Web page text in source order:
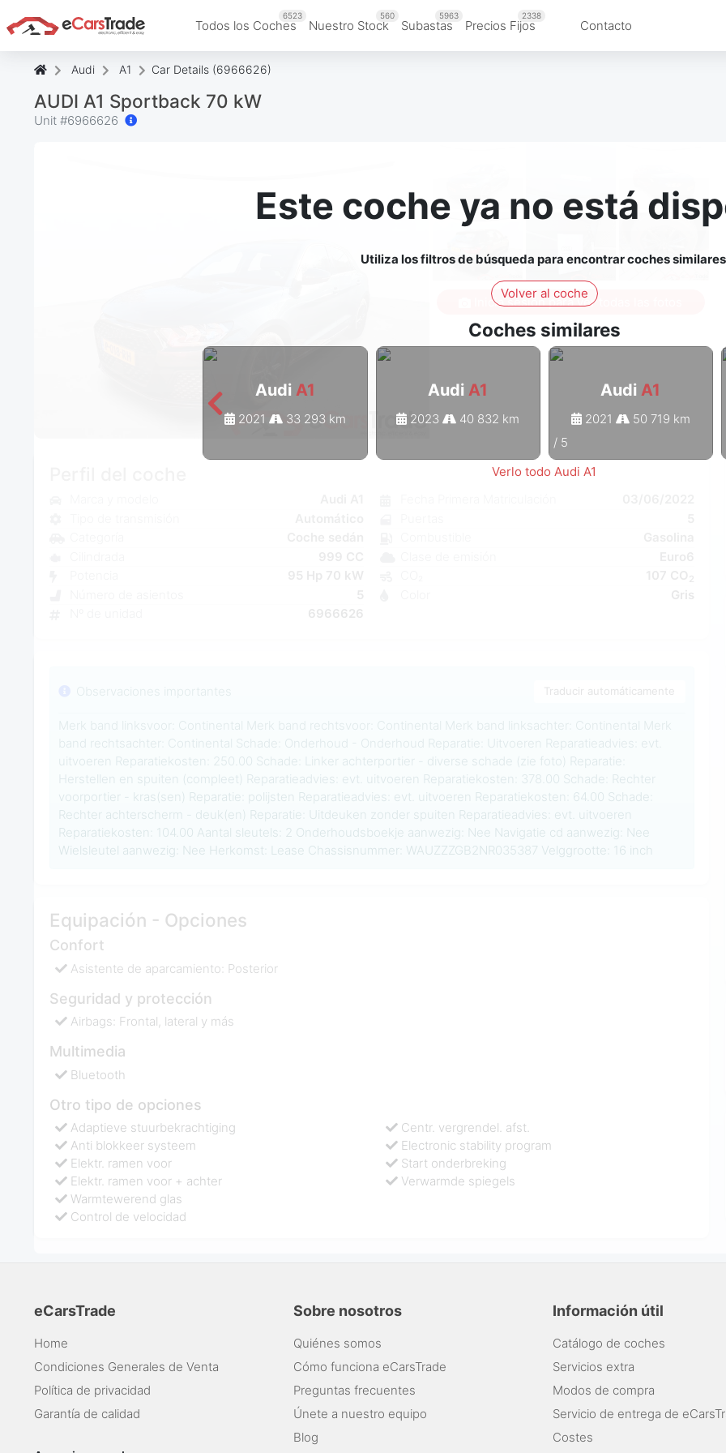
Todos los Coches
6523
Nuestro Stock
560
Subastas
5963
Precios Fijos
2338
Contacto
Audi A1 Car Details (6966626)
AUDI A1 Sportback 70 kW
Unit #6966626
Este coche ya no está
Utiliza los filtros de búsqueda para encontrar coches
Volver al coche
Coches similares
Audi A1
2021 33 293 km
AudiA1
2023 40 832 km
AudiA1
2021 50 719 km
/ 5
Verlo todo Audi A1
Inicia sesión para ver todas las fotos
6966626
Observaciones importantes Traducir automáticamente
Merk band linksvoor: Continental Merk band rechtsvoor: Continental Merk band linksachter: Continental Merk
band rechtsachter: Continental Schade: Onderhoud - Onderhoud Reparatie: Uitvoeren Reparatieadvies: evt.
uitvoeren Reparatiekosten: 250.00 Schade: Linker achterportier - diverse schade (zie foto) Reparatie:
Herstellen en spuiten (compleet) Reparatieadvies: evt. uitvoeren Reparatiekosten: 378.00 Schade: Rechter
voorportier - kras(sen) Reparatie: polijsten Reparatieadvies: evt. uitvoeren Reparatiekosten: 64.00 Schade:
Rechter achterscherm - deuk(en) Reparatie: Uitdeuken zonder spuiten Reparatieadvies: evt. uitvoeren
Reparatiekosten: 104.00 Aantal sleutels: 2 Onderhoudsboekje aanwezig: Nee Navigatie cd aanwezig: Nee
Wielsleutel aanwezig: Nee Herkomst: Lease Chassisnummer: WAUZZZGB2NR035387 Velggrootte: 16 inch
Equipación - Opciones
Confort
Asistente de aparcamiento: Posterior
Seguridad y protección
Airbags: Frontal, lateral y más
Multimedia
Bluetooth
Otro tipo de opciones
Adaptieve stuurbekrachtiging
Anti blokkeer systeem
Centr. vergrendel. afst.
Electronic stability program
Elektr. ramen voor
Elektr. ramen voor + achter
Start onderbreking
Verwarmde spiegels
Warmtewerend glas
Control de velocidad
eCarsTrade
Home
Condiciones Generales de Venta
Política de privacidad
Garantía de calidad
Sobre nosotros
Quiénes somos
Cómo funciona eCarsTrade
Preguntas frecuentes
Únete a nuestro equipo
Blog
Información útil
Catálogo de coches
Servicios extra
Modos de compra
Servicio de entrega de
Costes